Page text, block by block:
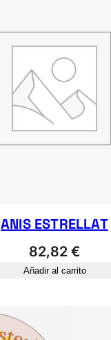
ANIS ESTRELLAT
82,82 €
Añadir al carrito